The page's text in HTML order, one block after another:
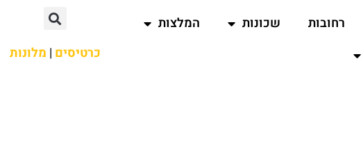
רחובות שכונות
המלצות
כרטיסים | מלונות